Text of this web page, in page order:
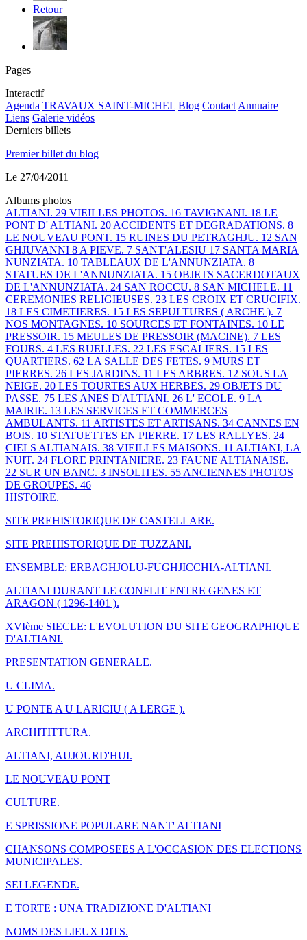
Retour
Pages
Interactif
Agenda TRAVAUX SAINT-MICHEL Blog Contact Annuaire
Liens Galerie vidéos
Derniers billets
Premier billet du blog
Le 27/04/2011
Albums photos
ALTIANI. 29 VIEILLES PHOTOS. 16 TAVIGNANI. 18 LE
PONT D' ALTIANI. 20 ACCIDENTS ET DEGRADATIONS. 8
LE NOUVEAU PONT. 15 RUINES DU PETRAGHJU. 12 SAN
GHJUVANNI 8 A PIEVE. 7 SANT'ALESIU 17 SANTA MARIA
NUNZIATA. 10 TABLEAUX DE L'ANNUNZIATA. 8
STATUES DE L'ANNUNZIATA. 15 OBJETS SACERDOTAUX
DE L'ANNUNZIATA. 24 SAN ROCCU. 8 SAN MICHELE. 11
CEREMONIES RELIGIEUSES. 23 LES CROIX ET CRUCIFIX.
18 LES CIMETIERES. 15 LES SEPULTURES ( ARCHE ). 7
NOS MONTAGNES. 10 SOURCES ET FONTAINES. 10 LE
PRESSOIR. 15 MEULES DE PRESSOIR (MACINE). 7 LES
FOURS. 4 LES RUELLES. 22 LES ESCALIERS. 15 LES
QUARTIERS. 62 LA SALLE DES FETES. 9 MURS ET
PIERRES. 26 LES JARDINS. 11 LES ARBRES. 12 SOUS LA
NEIGE. 20 LES TOURTES AUX HERBES. 29 OBJETS DU
PASSE. 75 LES ANES D'ALTIANI. 26 L' ECOLE. 9 LA
MAIRIE. 13 LES SERVICES ET COMMERCES
AMBULANTS. 11 ARTISTES ET ARTISANS. 34 CANNES EN
BOIS. 10 STATUETTES EN PIERRE. 17 LES RALLYES. 24
CIELS ALTIANAIS. 38 VIEILLES MAISONS. 11 ALTIANI, LA
NUIT. 24 FLORE PRINTANIERE. 23 FAUNE ALTIANAISE.
22 SUR UN BANC. 3 INSOLITES. 55 ANCIENNES PHOTOS
DE GROUPES. 46
HISTOIRE.
SITE PREHISTORIQUE DE CASTELLARE.
SITE PREHISTORIQUE DE TUZZANI.
ENSEMBLE: ERBAGHJOLU-FUGHJICCHIA-ALTIANI.
ALTIANI DURANT LE CONFLIT ENTRE GENES ET
ARAGON ( 1296-1401 ).
XVIème SIECLE: L'EVOLUTION DU SITE GEOGRAPHIQUE
D'ALTIANI.
PRESENTATION GENERALE.
U CLIMA.
U PONTE A U LARICIU ( A LERGE ).
ARCHITITTURA.
ALTIANI, AUJOURD'HUI.
LE NOUVEAU PONT
CULTURE.
E SPRISSIONE POPULARE NANT' ALTIANI
CHANSONS COMPOSEES A L'OCCASION DES ELECTIONS
MUNICIPALES.
SEI LEGENDE.
E TORTE : UNA TRADIZIONE D'ALTIANI
NOMS DES LIEUX DITS.